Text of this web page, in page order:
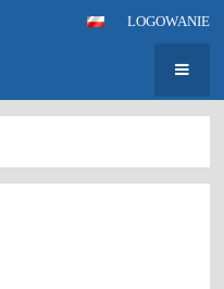
LOGOWANIE